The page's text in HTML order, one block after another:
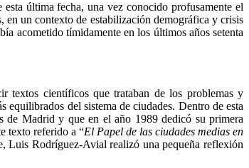
última fecha, una vez conocido profusamente el
en un contexto de estabilización demográfica y crisis
acometido tímidamente en los últimos años setenta
textos científicos que trataban de los problemas y
equilibrados del sistema de ciudades. Dentro de esta
Madrid y que en el año 1989 dedicó su primera
texto referido a “El Papel de las ciudades medias en
Luis Rodríguez-Avial realizó una pequeña reflexión